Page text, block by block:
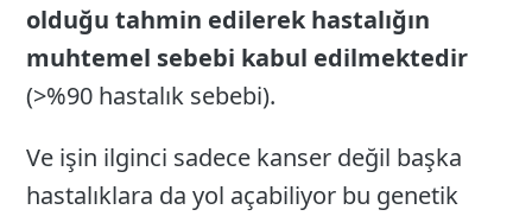
olduğu tahmin edilerek hastalığın
muhtemel sebebi kabul edilmektedir
(>%90 hastalık sebebi).
Ve işin ilginci sadece kanser değil başka
hastalıklara da yol açabiliyor bu genetik